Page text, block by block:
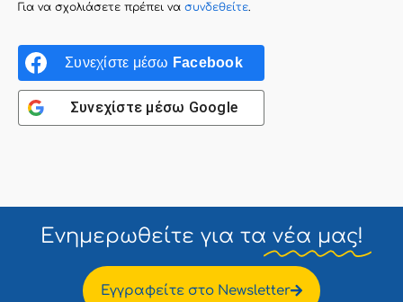
Για να σχολιάσετε πρέπει να συνδεθείτε.
Συνεχίστε μέσω Facebook
Συνεχίστε μέσω Google
Ενημερωθείτε για τα νέα μας!
Εγγραφείτε στο Newsletter